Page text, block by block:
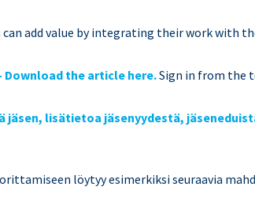
add value by integrating their work with
Download the article here.Sign in from the
jäsen, lisätietoa jäsenyydestä,
löytyy esimerkiksi seuraavia